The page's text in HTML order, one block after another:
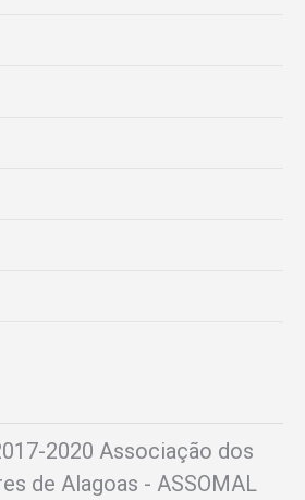
2020 Associação dos
de Alagoas - ASSOMAL